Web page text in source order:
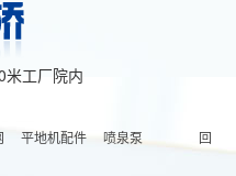
米工厂院内
平地机配件 喷泉泵
回